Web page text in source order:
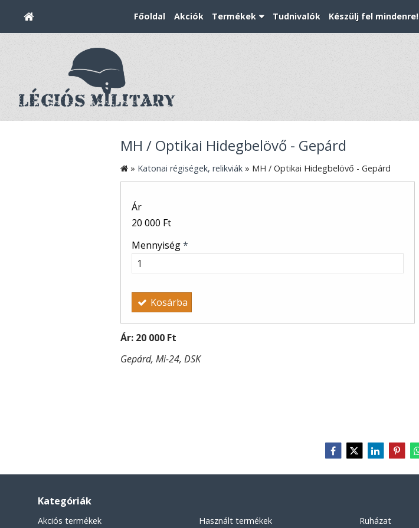
Főoldal Akciók Termékek Tudnivalók Készülj fel mindenre!
MH / Optikai Hidegbelövő - Gepárd
» Katonai régiségek, relikviák » MH / Optikai Hidegbelövő - Gepárd
Ár
20 000 Ft
Mennyiség*
Kosárba
Ár: 20 000 Ft
Gepárd, Mi-24, DSK
Kategóriák
Akciós termékek
Használt termékek
Ruházat